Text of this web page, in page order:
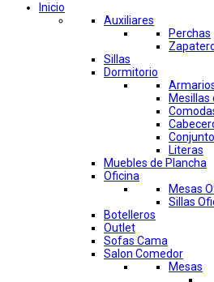
Inicio
Auxiliares
Perchas
Sillas
Dormitorio
Mesillas
Literas
Muebles de Plancha
Oficina
Mesas
Sillas
Botelleros
Outlet
Sofas Cama
Salon Comedor
Mesas